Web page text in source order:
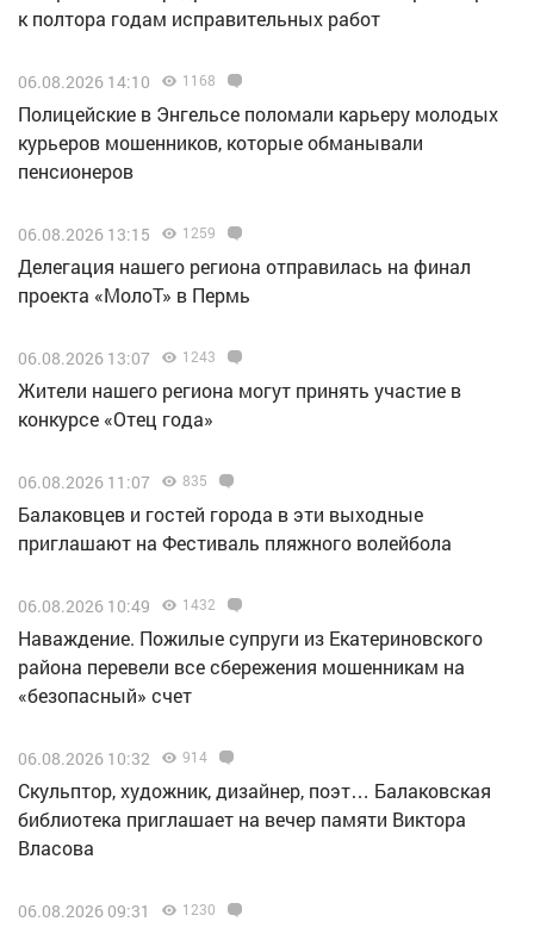
к полтора годам исправительных работ
06.08.2026 14:10 1168
Полицейские в Энгельсе поломали карьеру молодых
курьеров мошенников, которые обманывали
пенсионеров
06.08.2026 13:15 1259
Делегация нашего региона отправилась на финал
проекта «МолоТ» в Пермь
06.08.2026 13:07 1243
Жители нашего региона могут принять участие в
конкурсе «Отец года»
06.08.2026 11:07 835
Балаковцев и гостей города в эти выходные
приглашают на Фестиваль пляжного волейбола
06.08.2026 10:49 1432
Наваждение. Пожилые супруги из Екатериновского
района перевели все сбережения мошенникам на
«безопасный» счет
06.08.2026 10:32 914
Скульптор, художник, дизайнер, поэт… Балаковская
библиотека приглашает на вечер памяти Виктора
Власова
06.08.2026 09:31 1230